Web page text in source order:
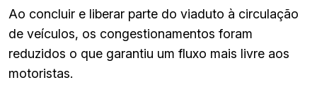
Ao concluir e liberar parte do viaduto à circulação
de veículos, os congestionamentos foram
reduzidos o que garantiu um fluxo mais livre aos
motoristas.